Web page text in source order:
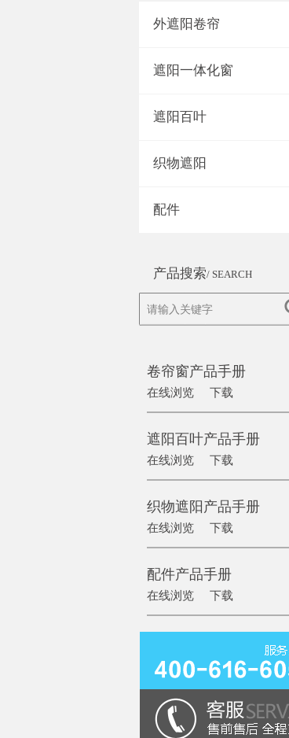
外遮阳卷帘
遮阳一体化窗
遮阳百叶
织物遮阳
配件
产品搜索/ SEARCH
卷帘窗产品手册
在线浏览 下载
遮阳百叶产品手册
在线浏览 下载
织物遮阳产品手册
在线浏览 下载
配件产品手册
在线浏览 下载